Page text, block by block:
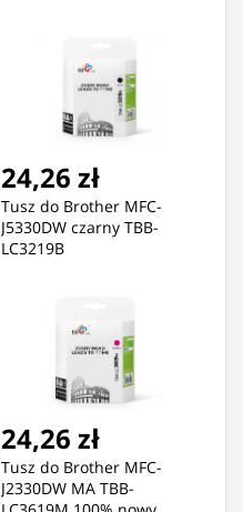
24,26 zł
Tusz do Brother MFC-
J5330DW czarny TBB-
LC3219B
24,26 zł
Tusz do Brother MFC-
J2330DW MA TBB-